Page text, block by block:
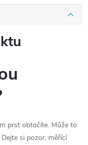
prst obtočíte. Může to
si pozor, měřící